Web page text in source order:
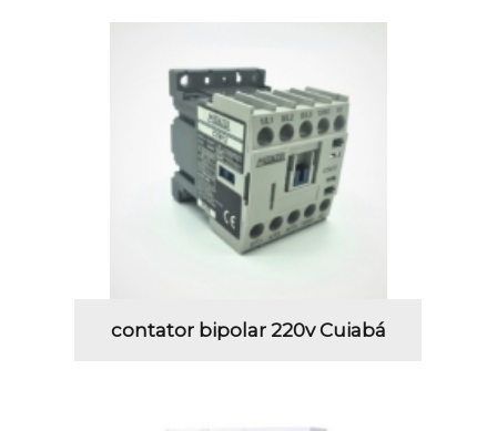
contator bipolar 220v Cuiabá